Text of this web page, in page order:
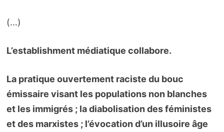
(…)
L’establishment médiatique collabore.
La pratique ouvertement raciste du bouc
émissaire visant les populations non blanches
et les immigrés ; la diabolisation des féministes
et des marxistes ; l’évocation d’un illusoire âge